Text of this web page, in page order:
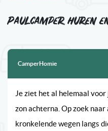
Paulcamper huren
CamperHomie
Je ziet het al helemaal
zon achterna. Op zoek
kronkelende wegen langs